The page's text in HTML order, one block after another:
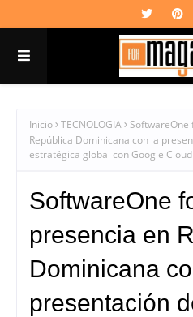
Inicio TECNOLOGIA
República Dominicana con la
estratégica global con Google Cloud
SoftwareOne
presencia en
Dominicana
presentación